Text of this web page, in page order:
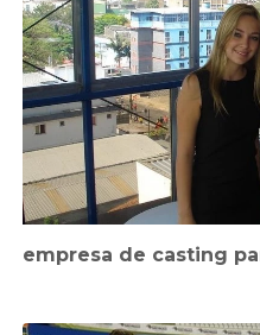
empresa de casting